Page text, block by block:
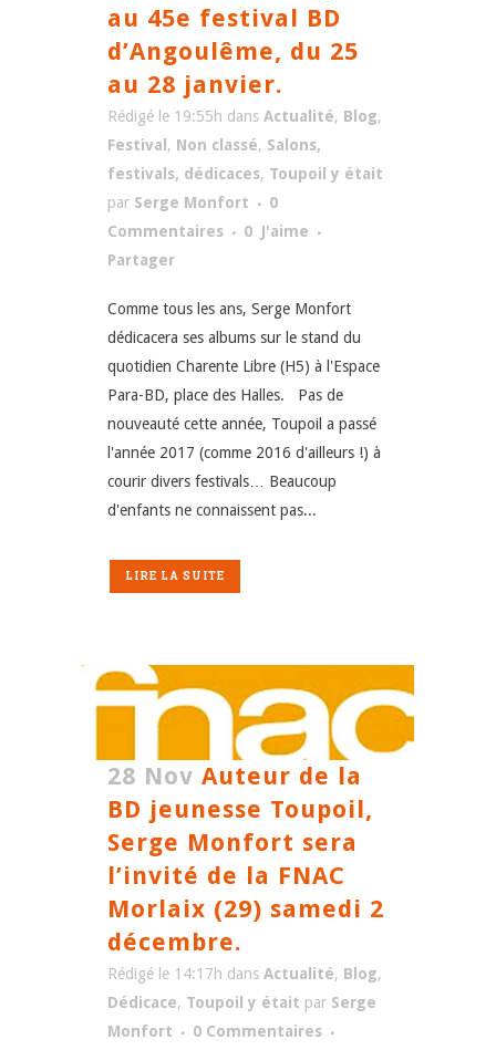
au 45e festival BD
d’Angoulême, du 25
au 28 janvier.
Rédigé le 19:55h dans Actualité, Blog,
Festival , Non classé, Salons,
festivals, dédicaces, Toupoil y était
par Serge Monfort
0
Commentaires
0 J'aime
Partager
Comme tous les ans, Serge Monfort
dédicacera ses albums sur le stand du
quotidien Charente Libre (H5) à l'Espace
Para-BD, place des Halles. Pas de
nouveauté cette année, Toupoil a passé
l'année 2017 (comme 2016 d'ailleurs !) à
courir divers festivals… Beaucoup
d'enfants ne connaissent pas...
LIRE LA SUITE
28 Nov Auteur de la
BD jeunesse Toupoil,
Serge Monfort sera
l’invité de la FNAC
Morlaix (29) samedi 2
décembre.
Rédigé le 14:17h dans Actualité, Blog,
Dédicace, Toupoil y était par Serge
Monfort
0 Commentaires